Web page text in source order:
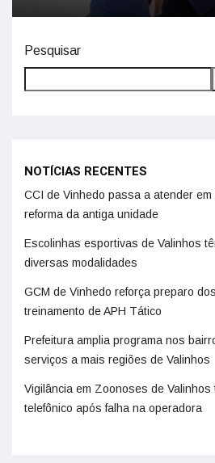
Pesquisar
NOTÍCIAS RECENTES
CCI de Vinhedo passa a atender
reforma da antiga unidade
Escolinhas esportivas de Valinhos
diversas modalidades
GCM de Vinhedo reforça preparo
treinamento de APH Tático
Prefeitura amplia programa nos
serviços a mais regiões de Valinhos
Vigilância em Zoonoses de Valinhos
telefônico após falha na operadora